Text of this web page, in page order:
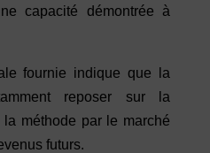
capacité démontrée à
fournie indique que la
reposer sur la
méthode par le marché
futurs.